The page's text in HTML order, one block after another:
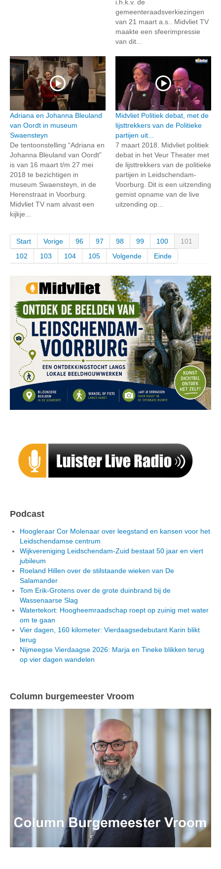
i.h.k.v. de
gemeenteraadsverkiezingen
van 21 maart a.s.. Midvliet TV
maakte een sfeerimpressie
van dit...
Adriana en Johanna Bleuland
van Oordt in museum
Swaensteyn
De tentoonstelling “Adriana en
Johanna Bleuland van Oordt”
is van 16 maart t/m 27 mei
2018 te bezichtigen in
museum Swaensteyn, in de
Herenstraat in Voorburg.
Midvliet TV nam alvast een
kijkje...
Midvliet Politiek debat, met de
lijsttrekkers van de Politieke
partijen uit...
7 maart 2018. Midvliet politiek
debat in het Veur Theater met
de lijsttrekkers van de politieke
partijen in Leidschendam-
Voorburg. Dit is een uitzending
gemist opname van de live
uitzending op...
Start Vorige 96 97 98 99 100
101
102
103 104 105 Volgende Einde
Podcast
Hoogleraar Cor Molenaar over leegstand en kansen voor het
Leidschendamse centrum
Wijkvereniging Leidschendam-Zuid bestaat 50 jaar en viert
jubileum
Roeland Hillen over de stilstaande wieken van De
Salamander
Tom Erik-Grotens over de grote duinbrand bij de
Wassenaarse Slag
Watertekort: Hoogheemraadschap roept op zuinig met water
om te gaan
Vier dagen, 160 kilometer: Vierdaagsedebutant Karin blikt
terug
Nijmeegse Vierdaagse 2026: Marja en Tineke blikken terug
op vier dagen wandelen
Column burgemeester Vroom